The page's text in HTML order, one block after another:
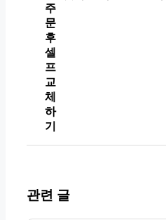
주
문
후
셀
프
교
체
하
기
관련 글